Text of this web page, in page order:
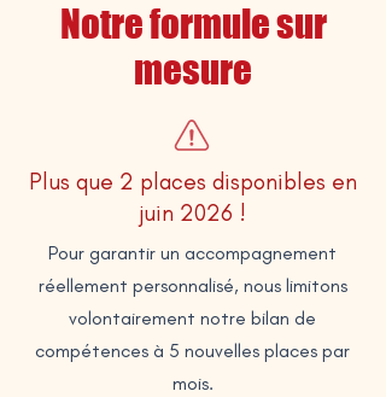
Notre formule sur
mesure
Plus que 2 places disponibles en
juin 2026 !
Pour garantir un accompagnement
réellement personnalisé, nous limitons
volontairement notre bilan de
compétences à 5 nouvelles places par
mois.